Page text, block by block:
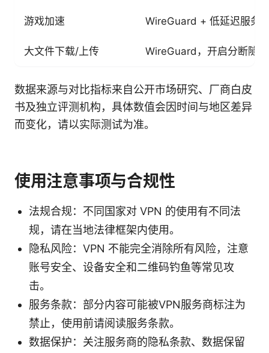
游戏加速 WireGuard + 低延迟服务
大文件下载/上传 WireGuard，开启分断隧道
数据来源与对比指标来自公开市场研究、厂商白皮
书及独立评测机构，具体数值会因时间与地区差异
而变化，请以实际测试为准。
使用注意事项与合规性
法规合规：不同国家对 VPN 的使用有不同法
规，请在当地法律框架内使用。
隐私风险：VPN 不能完全消除所有风险，注意
账号安全、设备安全和二维码钓鱼等常见攻
击。
服务条款：部分内容可能被VPN服务商标注为
禁止，使用前请阅读服务条款。
数据保护：关注服务商的隐私条款、数据保留